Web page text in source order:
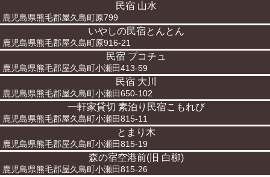
民宿 山水
鹿児島県熊毛郡屋久島町原799
いやしの民宿とんとん
鹿児島県熊毛郡屋久島町原916-21
民宿 プコチュ
鹿児島県熊毛郡屋久島町小瀬田413-59
民宿 大川
鹿児島県熊毛郡屋久島町小瀬田650-102
一軒家貸切 素泊り民宿こもれび
鹿児島県熊毛郡屋久島町小瀬田815-11
とまり木
鹿児島県熊毛郡屋久島町小瀬田815-19
森の宿空港前(旧 白柳)
鹿児島県熊毛郡屋久島町小瀬田815-26